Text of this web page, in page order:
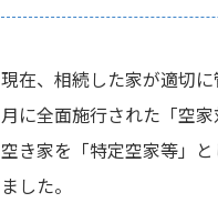
現在、相続した家が適切
月に全面施行された「空
空き家を「特定空家等」
ました。